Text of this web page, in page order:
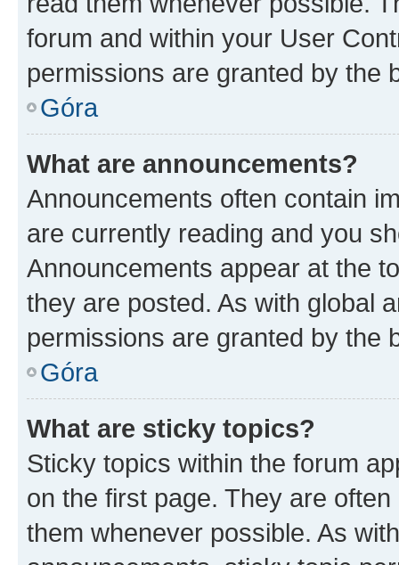
forum and within your User
permissions are granted by the
Góra
What are announcements?
Announcements often contain
are currently reading and you
Announcements appear at the
they are posted. As with global
permissions are granted by the
Góra
What are sticky topics?
Sticky topics within the forum
on the first page. They are
them whenever possible. As